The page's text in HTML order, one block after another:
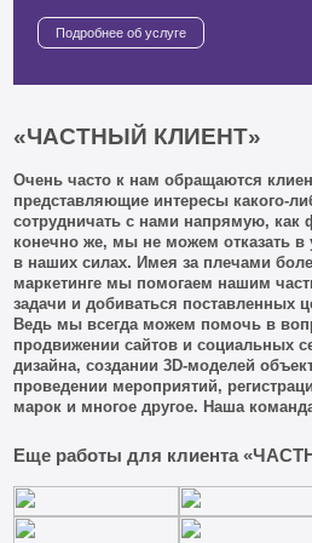
Подробнее об услуге
«ЧАСТНЫЙ КЛИЕНТ»
Очень часто к нам обращаются
представляющие интересы какого-
сотрудничать с нами напрямую, как
конечно же, мы не можем отказать в
в наших силах. Имея за плечами
маркетинге мы помогаем нашим
задачи и добиваться поставленных
Ведь мы всегда можем помочь в
продвижении сайтов и социальных
дизайна, создании 3D-моделей
проведении мероприятий,
марок и многое другое. Наша
Еще работы для клиента